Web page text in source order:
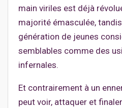
main viriles est déjà
majorité émasculée,
génération de jeunes
semblables comme des
infernales.
Et contrairement à un
peut voir, attaquer et